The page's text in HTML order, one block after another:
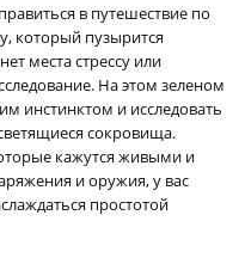
в путешествие по
который пузырится
места стрессу или
На этом зеленом
инстинктом и исследовать
сокровища.
кажутся живыми и
и оружия, у вас
простотой